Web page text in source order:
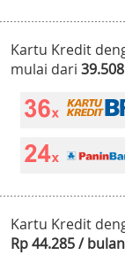
Kartu Kredit
mulai dari
Kartu Kredit
Rp 44.285 / bulan